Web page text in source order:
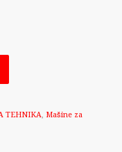
TEHNIKA
Mašine za